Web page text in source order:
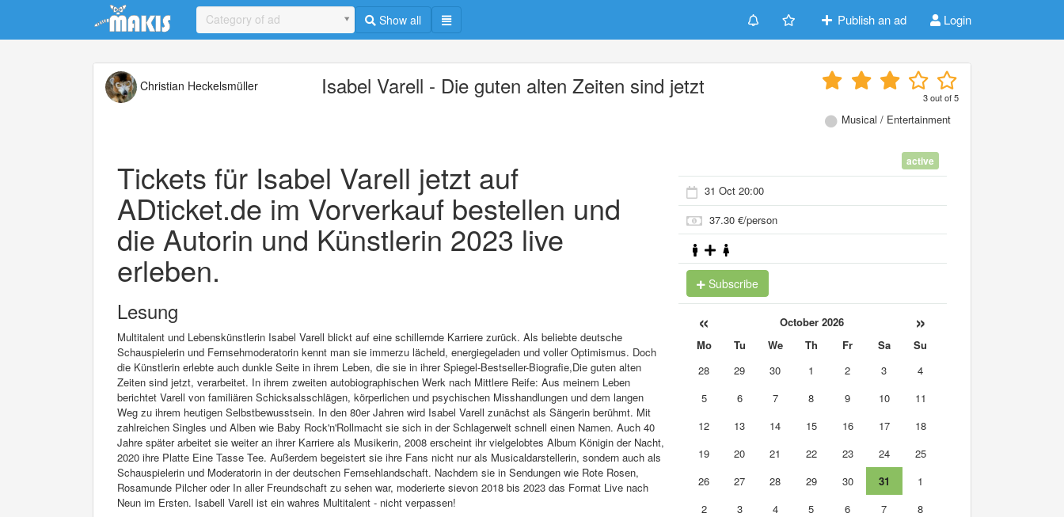
Update cookies preferences
Category of ad Show all Publish an ad Login
Christian Heckelsmüller Isabel Varell - Die guten alten Zeiten sind jetzt 3out of5
Musical / Entertainment
Tickets für Isabel Varell jetzt auf
ADticket.de im Vorverkauf bestellen und
die Autorin und Künstlerin 2023 live
erleben.
Lesung
Multitalent und Lebenskünstlerin Isabel Varell blickt auf eine schillernde Karriere zurück. Als beliebte deutsche
Schauspielerin und Fernsehmoderatorin kennt man sie immerzu lächeld, energiegeladen und voller Optimismus. Doch
die Künstlerin erlebte auch dunkle Seite in ihrem Leben, die sie in ihrer Spiegel-Bestseller-Biografie,Die guten alten
Zeiten sind jetzt, verarbeitet. In ihrem zweiten autobiographischen Werk nach Mittlere Reife: Aus meinem Leben
berichtet Varell von familiären Schicksalsschlägen, körperlichen und psychischen Misshandlungen und dem langen
Weg zu ihrem heutigen Selbstbewusstsein. In den 80er Jahren wird Isabel Varell zunächst als Sängerin berühmt. Mit
zahlreichen Singles und Alben wie Baby Rock'n'Rollmacht sie sich in der Schlagerwelt schnell einen Namen. Auch 40
Jahre später arbeitet sie weiter an ihrer Karriere als Musikerin, 2008 erscheint ihr vielgelobtes Album Königin der Nacht,
2020 ihre Platte Eine Tasse Tee. Außerdem begeistert sie ihre Fans nicht nur als Musicaldarstellerin, sondern auch als
Schauspielerin und Moderatorin in der deutschen Fernsehlandschaft. Nachdem sie in Sendungen wie Rote Rosen,
Rosamunde Pilcher oder In aller Freundschaft zu sehen war, moderierte sievon 2018 bis 2023 das Format Live nach
Neun im Ersten. Isabell Varell ist ein wahres Multitalent - nicht verpassen!
active
31 Oct 20:00
37.30 €/person
Subscribe
« October 2026 »
Mo Tu We Th Fr Sa
Su
28
29 30 1 2 3
4
5
6 7 8 9 10
11
12
13 14 15 16 17
18
19
20 21 22 23 24
25
26
27 28 29 30 31
1
2
3 4 5 6 7 8